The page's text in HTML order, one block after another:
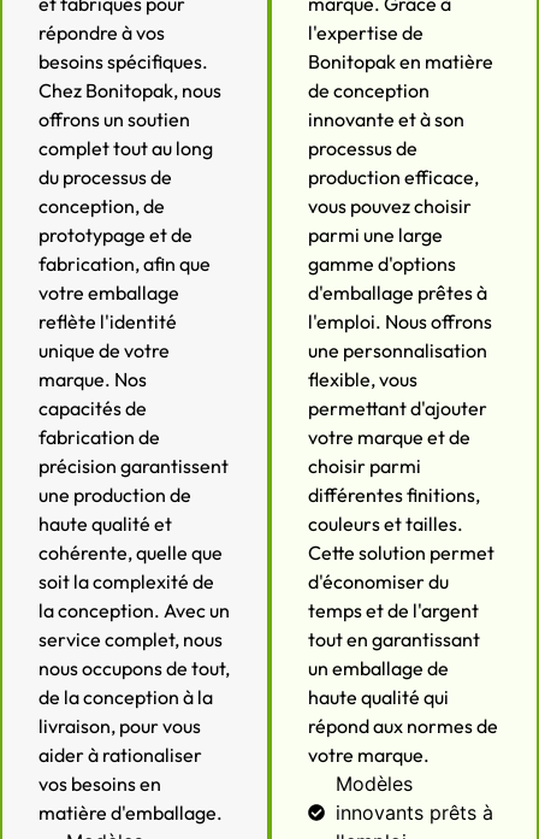
répondre à vos
besoins spécifiques.
Chez Bonitopak, nous
offrons un soutien
complet tout au long
du processus de
conception, de
prototypage et de
fabrication, afin que
votre emballage
reflète l'identité
unique de votre
marque. Nos
capacités de
fabrication de
précision garantissent
une production de
haute qualité et
cohérente, quelle que
soit la complexité de
la conception. Avec un
service complet, nous
nous occupons de tout,
de la conception à la
livraison, pour vous
aider à rationaliser
vos besoins en
matière d'emballage.
l'expertise de
Bonitopak en matière
de conception
innovante et à son
processus de
production efficace,
vous pouvez choisir
parmi une large
gamme d'options
d'emballage prêtes à
l'emploi. Nous offrons
une personnalisation
flexible, vous
permettant d'ajouter
votre marque et de
choisir parmi
différentes finitions,
couleurs et tailles.
Cette solution permet
d'économiser du
temps et de l'argent
tout en garantissant
un emballage de
haute qualité qui
répond aux normes de
votre marque.
Modèles
innovants prêts à